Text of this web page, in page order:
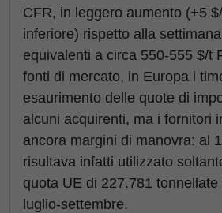
CFR, in leggero aumento (+5
inferiore) rispetto alla
equivalenti a circa 550-555 $/t
fonti di mercato, in Europa i
esaurimento delle quote di
alcuni acquirenti, ma i fornitori
ancora margini di manovra: al
risultava infatti utilizzato
quota UE di 227.781
luglio-settembre.